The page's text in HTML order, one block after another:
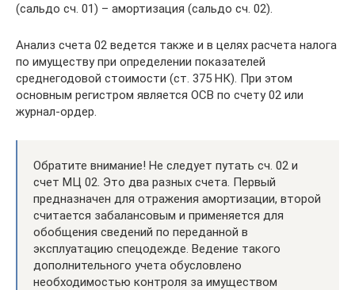
(сальдо сч. 01) – амортизация (сальдо сч. 02).
Анализ счета 02 ведется также и в целях расчета налога
по имуществу при определении показателей
среднегодовой стоимости (ст. 375 НК). При этом
основным регистром является ОСВ по счету 02 или
журнал-ордер.
Обратите внимание! Не следует путать сч. 02 и
счет МЦ 02. Это два разных счета. Первый
предназначен для отражения амортизации, второй
считается забалансовым и применяется для
обобщения сведений по переданной в
эксплуатацию спецодежде. Ведение такого
дополнительного учета обусловлено
необходимостью контроля за имуществом